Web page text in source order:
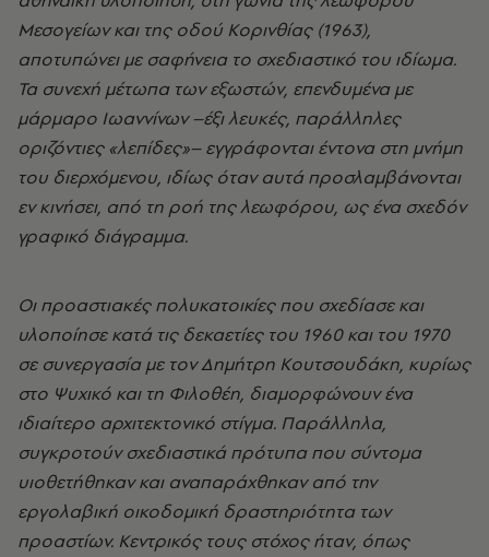
Μεσογείων και της οδού Κορινθίας (1963),
αποτυπώνει με σαφήνεια το σχεδιαστικό του ιδίωμα.
Τα συνεχή μέτωπα των εξωστών, επενδυμένα με
μάρμαρο Ιωαννίνων –έξι λευκές, παράλληλες
οριζόντιες «λεπίδες»– εγγράφονται έντονα στη μνήμη
του διερχόμενου, ιδίως όταν αυτά προσλαμβάνονται
εν κινήσει, από τη ροή της λεωφόρου, ως ένα σχεδόν
γραφικό διάγραμμα.
Οι προαστιακές πολυκατοικίες που σχεδίασε και
υλοποίησε κατά τις δεκαετίες του 1960 και του 1970
σε συνεργασία με τον Δημήτρη Κουτσουδάκη, κυρίως
στο Ψυχικό και τη Φιλοθέη, διαμορφώνουν ένα
ιδιαίτερο αρχιτεκτονικό στίγμα. Παράλληλα,
συγκροτούν σχεδιαστικά πρότυπα που σύντομα
υιοθετήθηκαν και αναπαράχθηκαν από την
εργολαβική οικοδομική δραστηριότητα των
προαστίων. Κεντρικός τους στόχος ήταν, όπως